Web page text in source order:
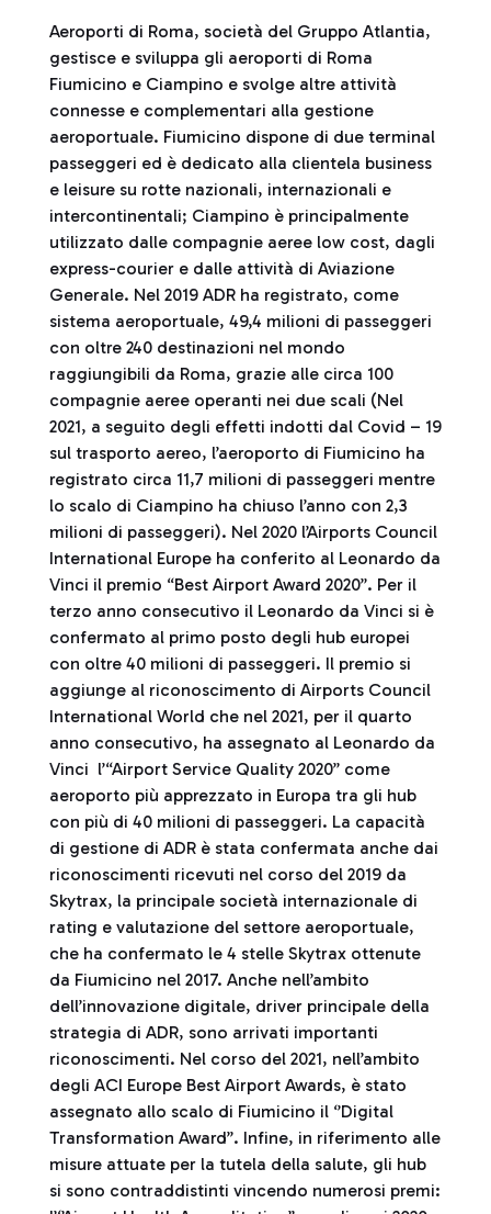
Aeroporti di Roma, società del Gruppo Atlantia,
gestisce e sviluppa gli aeroporti di Roma
Fiumicino e Ciampino e svolge altre attività
connesse e complementari alla gestione
aeroportuale. Fiumicino dispone di due terminal
passeggeri ed è dedicato alla clientela business
e leisure su rotte nazionali, internazionali e
intercontinentali; Ciampino è principalmente
utilizzato dalle compagnie aeree low cost, dagli
express-courier e dalle attività di Aviazione
Generale. Nel 2019 ADR ha registrato, come
sistema aeroportuale, 49,4 milioni di passeggeri
con oltre 240 destinazioni nel mondo
raggiungibili da Roma, grazie alle circa 100
compagnie aeree operanti nei due scali (Nel
2021, a seguito degli effetti indotti dal Covid – 19
sul trasporto aereo, l’aeroporto di Fiumicino ha
registrato circa 11,7 milioni di passeggeri mentre
lo scalo di Ciampino ha chiuso l’anno con 2,3
milioni di passeggeri). Nel 2020 l’Airports Council
International Europe ha conferito al Leonardo da
Vinci il premio “Best Airport Award 2020”. Per il
terzo anno consecutivo il Leonardo da Vinci si è
confermato al primo posto degli hub europei
con oltre 40 milioni di passeggeri. Il premio si
aggiunge al riconoscimento di Airports Council
International World che nel 2021, per il quarto
anno consecutivo, ha assegnato al Leonardo da
Vinci l’“Airport Service Quality 2020” come
aeroporto più apprezzato in Europa tra gli hub
con più di 40 milioni di passeggeri. La capacità
di gestione di ADR è stata confermata anche dai
riconoscimenti ricevuti nel corso del 2019 da
Skytrax, la principale società internazionale di
rating e valutazione del settore aeroportuale,
che ha confermato le 4 stelle Skytrax ottenute
da Fiumicino nel 2017. Anche nell’ambito
dell’innovazione digitale, driver principale della
strategia di ADR, sono arrivati importanti
riconoscimenti. Nel corso del 2021, nell’ambito
degli ACI Europe Best Airport Awards, è stato
assegnato allo scalo di Fiumicino il ‘’Digital
Transformation Award’’. Infine, in riferimento alle
misure attuate per la tutela della salute, gli hub
si sono contraddistinti vincendo numerosi premi: